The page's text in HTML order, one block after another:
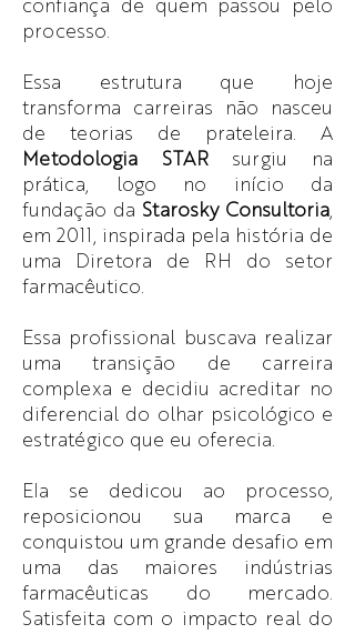
confiança de quem passou pelo
processo.
Essa estrutura que hoje
transforma carreiras não nasceu
de teorias de prateleira. A
Metodologia STARsurgiu na
prática, logo no início da
fundação da Starosky Consultoria,
em 2011, inspirada pela história de
uma Diretora de RH do setor
farmacêutico.
Essa profissional buscava realizar
uma transição de carreira
complexa e decidiu acreditar no
diferencial do olhar psicológico e
estratégico que eu oferecia.
Ela se dedicou ao processo,
reposicionou sua marca e
conquistou um grande desafio em
uma das maiores indústrias
farmacêuticas do mercado.
Satisfeita com o impacto real do